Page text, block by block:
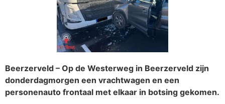
Beerzerveld – Op de Westerweg in Beerzerveld zijn
donderdagmorgen een vrachtwagen en een
personenauto frontaal met elkaar in botsing gekomen.